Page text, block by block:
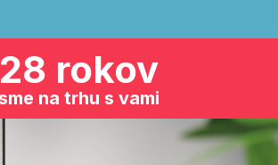
28 rokov
sme na trhu s vami